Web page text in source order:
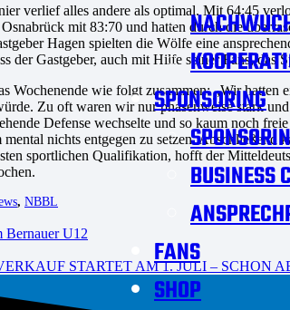
SPONSORING
BUSINESS
FANS
SHOP
verlief alles andere als optimal. Mit 64:45
mit 83:70 und hatten durch die
Hagen spielten die Wölfe eine
der Gastgeber, auch mit Hilfe seiner Fans,
Wochenende wie folgt zusammen: „Wir
Zu oft waren wir nur phasenweise stark
Defense wechselte und so kaum noch
mental nichts entgegen zu setzen.
sportlichen Qualifikation, hofft der
, NBBL
Bernauer U12
STARTET AM 1. JULI – SCHON